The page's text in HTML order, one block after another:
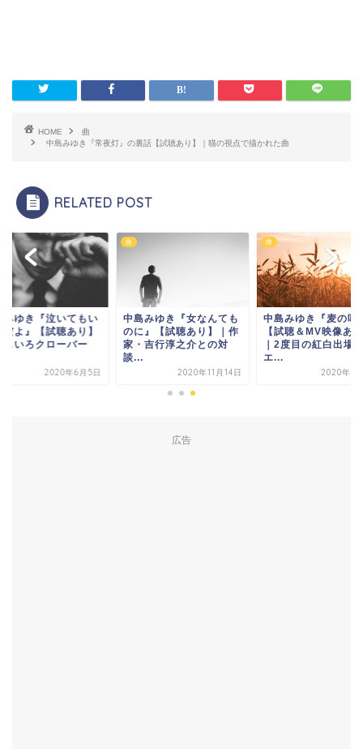
HOME
曲
中島みゆき『常夜灯』の裏話【試聴あり】｜猫の視点で描かれた曲
RELATED POST
みゆき『泣いてもい
だよ』【試聴あり】
もいろクローバー
2020年6月5日
曲
中島みゆき『女なんても
のに』【試聴あり】｜作
家・吉行淳之介との対
談...
2020年11月14日
曲
中島みゆき『麦の唄
【試聴＆МV映像あ
｜2度目の紅白出場
エ...
2020年7
広告